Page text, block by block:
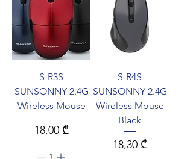
S-R3S
SUNSONNY 2.4G
Wireless Mouse
Price
18,00 ₾
S-R4S
SUNSONNY 2.4G
Wireless Mouse
Black
Price
18,30 ₾